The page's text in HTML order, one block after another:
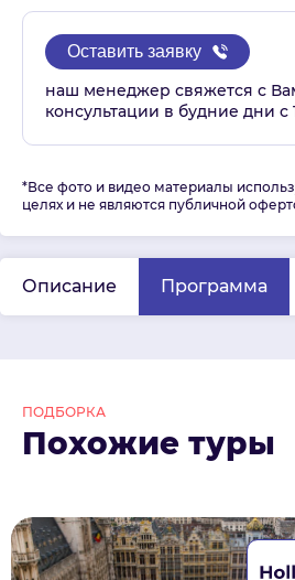
Оставить заявку
наш менеджер свяжется с
консультации в будние дни с
*Все фото и видео материалы
целях и не являются публичной
Описание Программа
ПОДБОРКА
Похожие туры